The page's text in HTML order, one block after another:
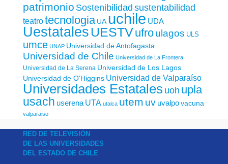
patrimonio Sostenibilidad sustentabilidad
teatrotecnologia UA uchile UDA
Uestatales UESTVufroulagos ULS
umce UNAP Universidad de Antofagasta
Universidad de Chile Universidad de La Frontera
Universidad de La Serena Universidad de Los Lagos
Universidad de O'Higgins Universidad de Valparaíso
Universidades Estatales uoh upla
usach userena UTA utalca utem uv uvalpo vacuna
valparaiso
RED DE TELEVISIÓN
DE LAS UNIVERSIDADES
DEL ESTADO DE CHILE